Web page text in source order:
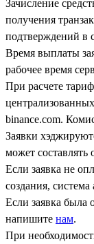
Зачисление
получения
подтверждений в
Время выплаты
рабочее время
При расчете
binance.com.
Заявки
может составлять
Если заявка не
создания, система
Если заявка была
напишите нам.
При